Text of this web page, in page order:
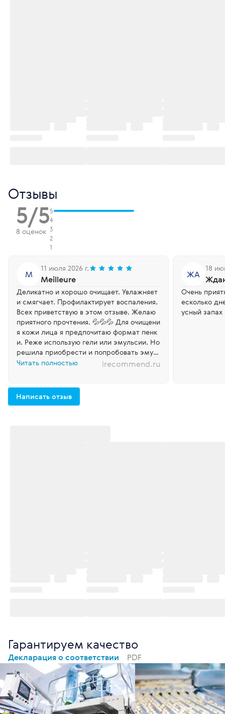
Отзывы
5/5
8 оценок
5
4
3
2
1
M
11 июля 2026 г.
Meilleure
Деликатно и хорошо очищает. Увлажняет
и смягчает. Профилактирует воспаления.
Всех приветствую в этом отзыве. Желаю
приятного прочтения. 💦💦💦 Для очищени
я кожи лица я предпочитаю формат пенк
и. Реже использую гели или эмульсии. Но
решила приобрести и попробовать эмул
ьсию для лица от компании Siberian Welln
мульсия для лица Относится эта эмульси
я к серии Experalta Biomelle. Купила я ее с
Читать полностью irecommend.ru
ЖА
18
Очень
есколько
усный запах
Написать отзыв
Гарантируем качество
Декларация о соответствии PDF